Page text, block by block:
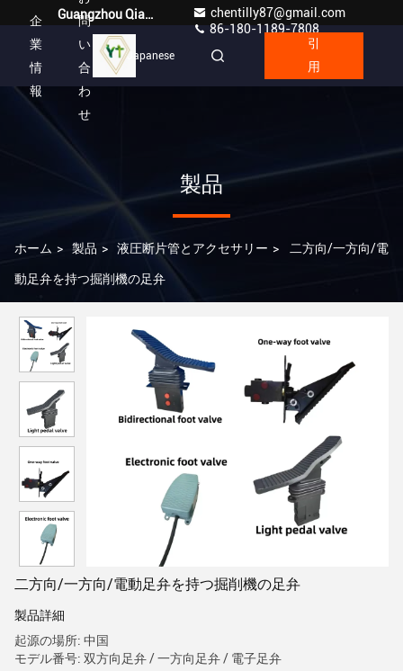
Guangzhou Qianyuan Construction Machinery Co,.LTD
chentilly87@gmail.com
86-180-1189-7808
企
業
情
報
問
い
合
わ
せ
Japanese
引
用
製品
ホーム > 製品 > 液圧断片管とアクセサリー > 二方向/一方向/電
動足弁を持つ掘削機の足弁
二方向/一方向/電動足弁を持つ掘削機の足弁
製品詳細
起源の場所: 中国
モデル番号: 双方向足弁 / 一方向足弁 / 電子足弁